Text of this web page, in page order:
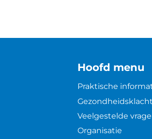
Hoofd menu
Praktische
Veelgestelde
Organisatie